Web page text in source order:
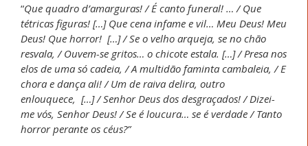
“Que quadro d’amarguras! / É canto funeral! … / Que
tétricas figuras! […] Que cena infame e vil… Meu Deus! Meu
Deus! Que horror! […] / Se o velho arqueja, se no chão
resvala, / Ouvem-se gritos… o chicote estala. […] / Presa nos
elos de uma só cadeia, / A multidão faminta cambaleia, / E
chora e dança ali! / Um de raiva delira, outro
enlouquece, […] / Senhor Deus dos desgraçados! / Dizei-
me vós, Senhor Deus! / Se é loucura… se é verdade / Tanto
horror perante os céus?”